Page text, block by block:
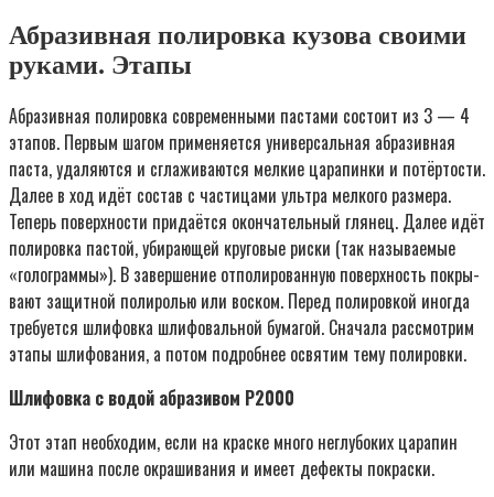
Абразивная полировка кузова своими
руками. Этапы
Абра­зив­ная поли­ров­ка совре­мен­ны­ми пас­та­ми состо­ит из 3 — 4
эта­пов. Пер­вым шагом при­ме­ня­ет­ся уни­вер­саль­ная абра­зив­ная
пас­та, уда­ля­ют­ся и сгла­жи­ва­ют­ся мел­кие цара­пин­ки и потёр­то­сти.
Далее в ход идёт состав с части­ца­ми уль­т­ра мел­ко­го раз­ме­ра.
Теперь поверх­но­сти при­да­ёт­ся окон­ча­тель­ный гля­нец. Далее идёт
поли­ров­ка пас­той, уби­ра­ю­щей кру­го­вые рис­ки (так назы­ва­е­мые
«голо­грам­мы»). В завер­ше­ние отпо­ли­ро­ван­ную поверх­ность покры­
ва­ют защит­ной поли­ро­лью или вос­ком. Перед поли­ров­кой ино­гда
тре­бу­ет­ся шли­фов­ка шли­фо­валь­ной бума­гой. Сна­ча­ла рас­смот­рим
эта­пы шли­фо­ва­ния, а потом подроб­нее освя­тим тему полировки.
Шли­фов­ка с водой абра­зи­вом P2000
Этот этап необ­хо­дим, если на крас­ке мно­го неглу­бо­ких цара­пин
или маши­на после окра­ши­ва­ния и име­ет дефек­ты покраски.